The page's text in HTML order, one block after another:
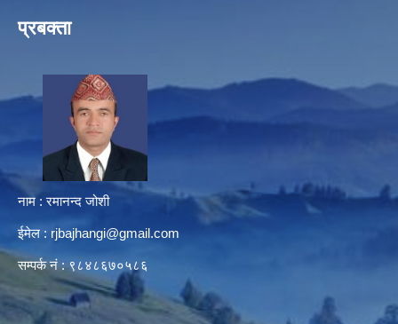
प्रबक्ता
नाम : रमानन्द जोशी
ईमेल : rjbajhangi@gmail.com
सम्पर्क नं : ९८४८६७०५८६